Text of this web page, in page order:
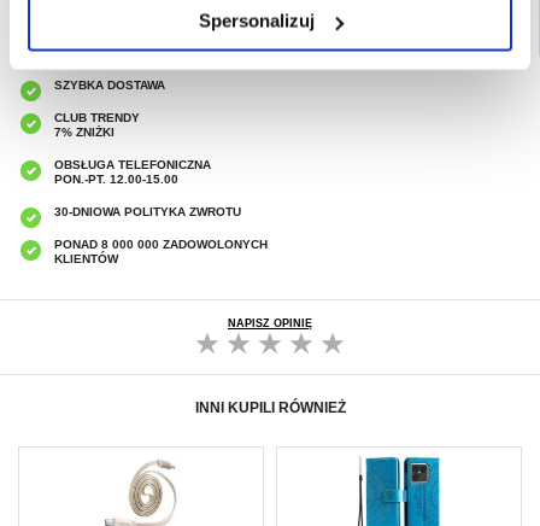
Spersonalizuj
SZYBKA DOSTAWA
CLUB TRENDY
7% ZNIŻKI
OBSŁUGA TELEFONICZNA
PON.-PT. 12.00-15.00
30-DNIOWA POLITYKA ZWROTU
PONAD 8 000 000 ZADOWOLONYCH
KLIENTÓW
NAPISZ OPINIĘ
INNI KUPILI RÓWNIEŻ